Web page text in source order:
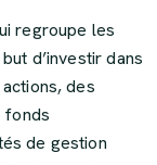
regroupe les
d’investir dans
des
fonds
de gestion